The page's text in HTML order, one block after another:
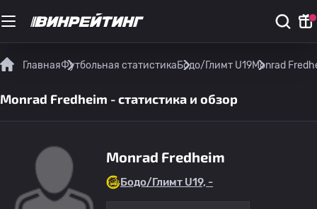
ГлавнаяФутбольная статистикаБодо/Глимт U19Monrad
Monrad Fredheim - статистика и обзор
Monrad Fredheim
Бодо/Глимт U19, -